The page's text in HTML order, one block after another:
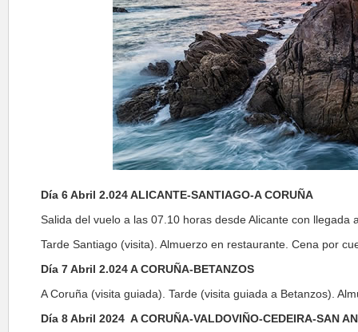
Día 6 Abril 2.024 ALICANTE-SANTIAGO-A CORUÑA
Salida del vuelo a las 07.10 horas desde Alicante con
Tarde Santiago (visita). Almuerzo en restaurante. Cena por
Día 7 Abril 2.024 A CORUÑA-BETANZOS
A Coruña (visita guiada). Tarde (visita guiada a Betanzos).
Día 8 Abril 2024 A CORUÑA-VALDOVIÑO-CEDEIRA-SAN